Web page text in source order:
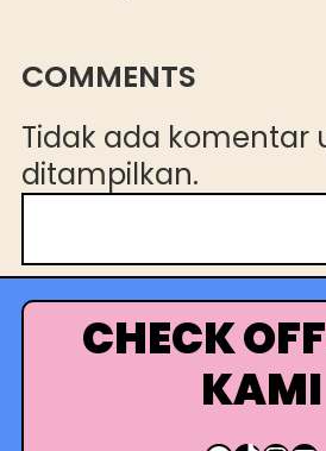
COMMENTS
Tidak ada komentar
ditampilkan.
r
i
CHECK
KAMI